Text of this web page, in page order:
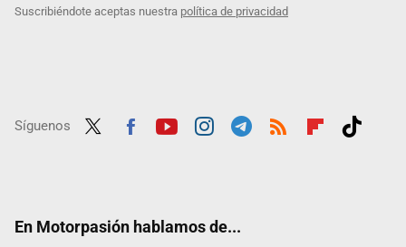
Suscribiéndote aceptas nuestra política de privacidad
Síguenos
En Motorpasión hablamos de...